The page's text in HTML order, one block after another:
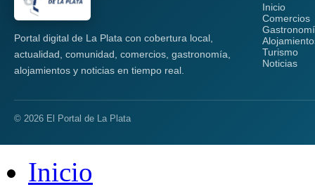
Portal digital de La Plata con cobertura local,
actualidad, comunidad, comercios, gastronomía,
alojamientos y noticias en tiempo real.
Inicio
Comercios
Turismo
Noticias
© 2026 El Portal de La Plata
Inicio